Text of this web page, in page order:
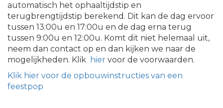
automatisch het ophaaltijdstip en
terugbrengtijdstip berekend. Dit kan de dag ervoor
tussen 13:00u en 17:00u en de dag erna terug
tussen 9:00u en 12:00u. Komt dit niet helemaal uit,
neem dan contact op en dan kijken we naar de
mogelijkheden. Klik hier voor de voorwaarden.
Klik hier voor de opbouwinstructies van een
feestpop